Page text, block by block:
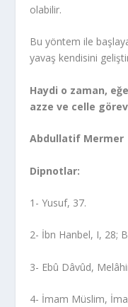
olabilir.
Bu yöntem ile
yavaş kendisini
Haydi o zaman,
azze ve celle
Abdullatif Mermer
Dipnotlar:
1- Yusuf, 37.
2- İbn Hanbel, I, 28;
3- Ebû Dâvûd,
4- İmam Müslim,